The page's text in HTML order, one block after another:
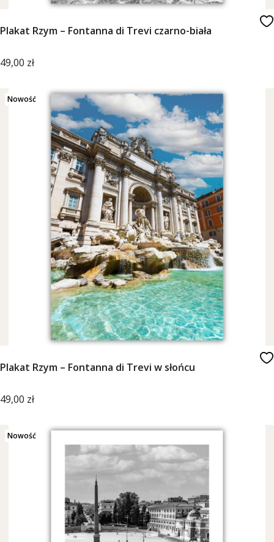
Plakat Rzym – Fontanna di Trevi czarno-biała
Cena
49,00 zł
Nowość
Plakat Rzym – Fontanna di Trevi w słońcu
Cena
49,00 zł
Nowość